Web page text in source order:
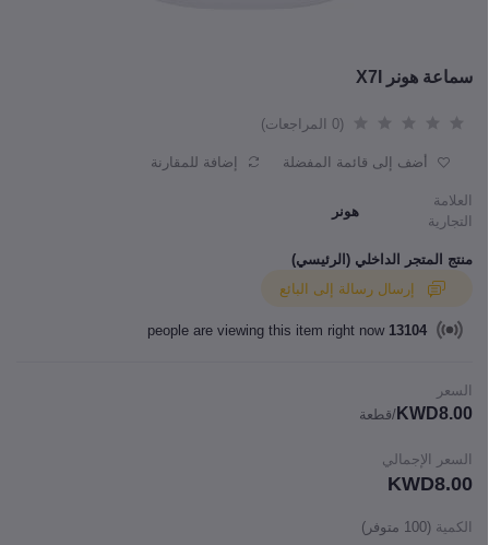
سماعة هونر X7I
(0 المراجعات)
أضف إلى قائمة المفضلة إضافة للمقارنة
العلامة
التجارية
هونر
منتج المتجر الداخلي (الرئيسي)
13104
السعر
KWD8.00 /قطعة
السعر الإجمالي
KWD8.00
الكمية (
100 متوفر)